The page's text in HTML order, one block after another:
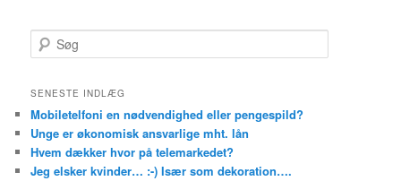
Søg
SENESTE INDLÆG
Mobiletelfoni en nødvendighed eller pengespild?
Unge er økonomisk ansvarlige mht. lån
Hvem dækker hvor på telemarkedet?
Jeg elsker kvinder… :-) Især som dekoration….